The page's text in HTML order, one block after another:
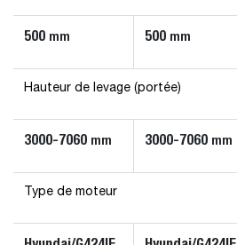
500 mm 500 mm
Hauteur de levage (portée)
3000-7060 mm 3000-7060 mm
Type de moteur